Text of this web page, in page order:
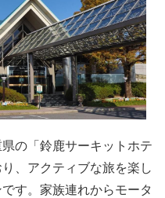
の「鈴鹿サーキットホテ
、アクティブな旅を楽し
す。家族連れからモータ